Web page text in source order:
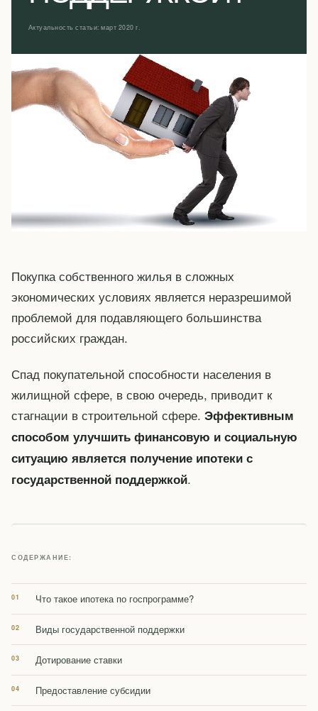
Актуальность статьи: март 2020 г.
Покупка собственного жилья в сложных
экономических условиях является неразрешимой
проблемой для подавляющего большинства
российских граждан.
Спад покупательной способности населения в
жилищной сфере, в свою очередь, приводит к
стагнации в строительной сфере. Эффективным
способом улучшить финансовую и социальную
ситуацию является получение ипотеки с
государственной поддержкой.
СОДЕРЖАНИЕ:
Что такое ипотека по госпрограмме?
Виды государственной поддержки
Дотирование ставки
Предоставление субсидии